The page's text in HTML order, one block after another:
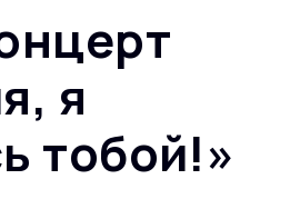
я
тобой!»